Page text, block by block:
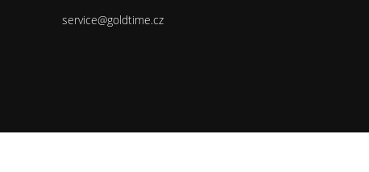
service@goldtime.cz